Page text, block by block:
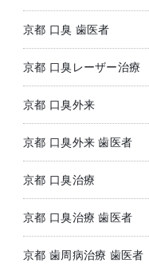
京都 口臭 歯医者
京都 口臭レーザー治療
京都 口臭外来
京都 口臭外来 歯医者
京都 口臭治療
京都 口臭治療 歯医者
京都 歯周病治療 歯医者